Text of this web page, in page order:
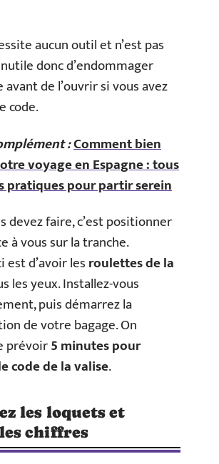
aucun outil et n’est pas
donc d’endommager
de l’ouvrir si vous avez
code.
:Comment bien
voyage en Espagne : tous
pratiques pour partir serein
devez faire, c’est positionner
à vous sur la tranche.
est d’avoir lesroulettes de la
les yeux. Installez-vous
puis démarrez la
de votre bagage. On
prévoir5 minutes pour
code de la valise.
les loquets et
chiffres